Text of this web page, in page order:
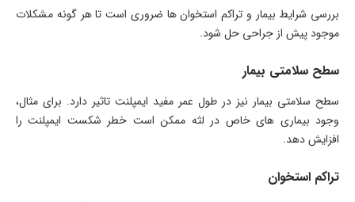
بررسی شرایط بیمار و تراکم استخوان ‌ها ضروری است تا هر گونه مشکلات
موجود پیش از جراحی حل شود.
سطح سلامتی بیمار
سطح سلامتی بیمار نیز در طول عمر مفید ایمپلنت تاثیر دارد. برای مثال،
وجود بیماری‌ های خاص در لثه ممکن است خطر شکست ایمپلنت را
افزایش دهد.
تراکم استخوان